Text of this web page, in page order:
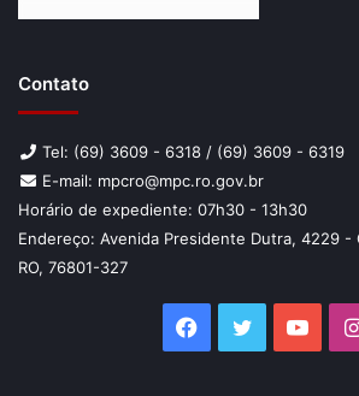
Contato
Tel: (69) 3609 - 6318 / (69) 3609 - 6319
E-mail: mpcro@mpc.ro.gov.br
Horário de expediente: 07h30 - 13h30
Endereço: Avenida Presidente Dutra, 4229 -
RO, 76801-327
Facebook
Twitter